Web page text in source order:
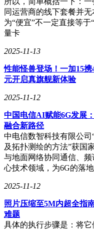
同运营商的线下套餐并
为“便宜”不一定直接等于
量卡
2025-11-13
性能怪兽登场！一加15
元开启真旗舰新体验
2025-11-12
中国电信AI赋能6G发展
融合新路径
中电信数智科技有限公
及拓扑测绘的方法”获国
与地面网络协同通信、
心技术领域，为6G的落
2025-11-12
照片压缩至5M内超全指
难题
具体的执行步骤是：将